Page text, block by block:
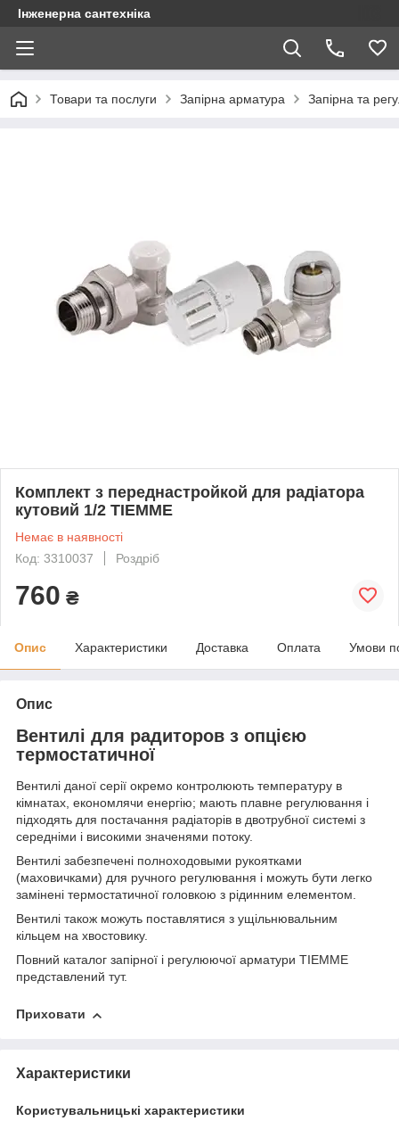
Інженерна сантехніка
Товари та послуги Запірна арматура Запірна та
Комплект з переднастройкой для радіатора
кутовий 1/2 TIEMME
Немає в наявності
Код: 3310037
Роздріб
760 ₴
Опис Характеристики Доставка Оплата Умови
Опис
Вентилі для радиторов з опцією
термостатичної
Вентилі даної серії окремо контролюють температуру в
кімнатах, економлячи енергію; мають плавне регулювання і
підходять для постачання радіаторів в двотрубної системі з
середніми і високими значенями потоку.
Вентилі забезпечені полноходовыми рукоятками
(маховичками) для ручного регулювання і можуть бути легко
замінені термостатичної головкою з рідинним елементом.
Вентилі також можуть поставлятися з ущільнювальним
кільцем на хвостовику.
Повний каталог запірної і регулюючої арматури TIEMME
представлений тут.
Приховати
Характеристики
Користувальницькі характеристики